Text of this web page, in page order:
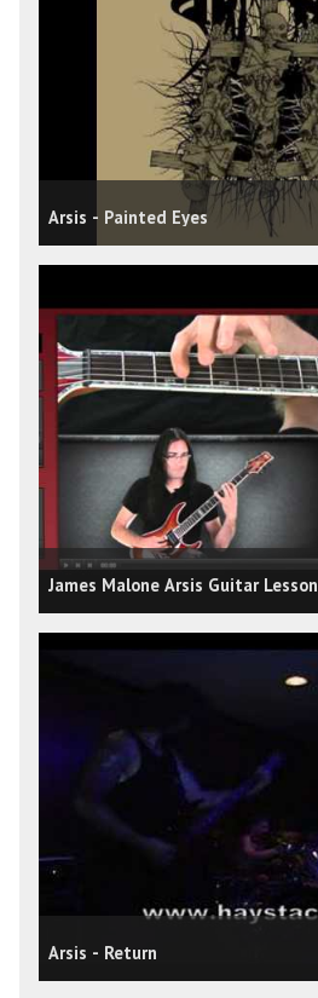
Arsis - Painted Eyes
James Malone Arsis Guitar Lesson
Arsis - Return